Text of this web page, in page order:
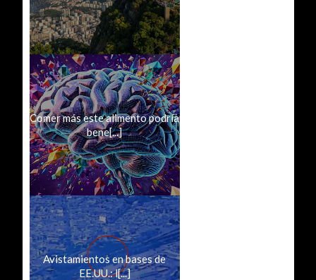
Comer más este alimento podría
bene[...]
Avistamientos en bases de
EE.UU.: l[...]